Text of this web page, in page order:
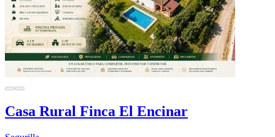
Casa Rural Finca El Encinar